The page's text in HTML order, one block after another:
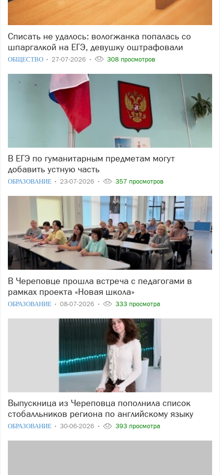
Списать не удалось: вологжанка попалась со
шпаргалкой на ЕГЭ, девушку оштрафовали
ОБЩЕСТВО 27-07-2026 308 просмотров
В ЕГЭ по гуманитарным предметам могут
добавить устную часть
ОБРАЗОВАНИЕ 23-07-2026 357 просмотров
В Череповце прошла встреча с педагогами в
рамках проекта «Новая школа»
ОБРАЗОВАНИЕ 08-07-2026 333 просмотра
Выпускница из Череповца пополнила список
стобалльников региона по английскому языку
ОБРАЗОВАНИЕ 30-06-2026 393 просмотра